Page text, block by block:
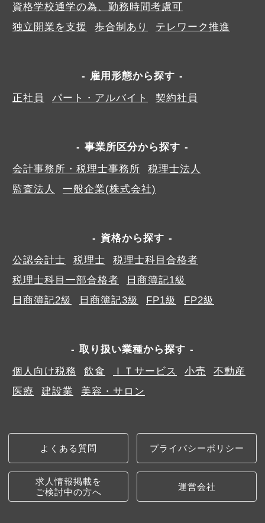
資格学校通学の為、勤務時間考慮可
独立開業を支援
歩合制あり テレワーク推進
雇用形態から探す
正社員
パート・アルバイト 契約社員
事業所区分から探す
会計事務所・税理士事務所
税理士法人
監査法人
一般企業(株式会社)
資格から探す
公認会計士
税理士
税理士科目合格者
税理士科目一部合格者
日商簿記1級
日商簿記2級
日商簿記3級 FP1級 FP2級
取り扱い業種から探す
個人向け税務
飲食 ＩＴサービス 小売
不動産
医療
建設業 美容・サロン
よくある質問 プライバシーポリシー
求人情報掲載を
ご検討中の方へ
運営会社